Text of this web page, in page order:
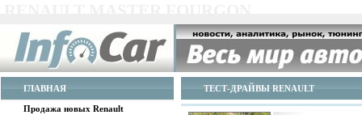
ГЛАВНАЯ
Продажа новых Renault
ТЕСТ-ДРАЙВЫ RENAULT